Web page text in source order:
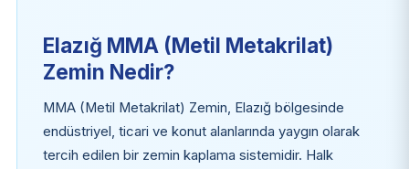
Elazığ MMA (Metil Metakrilat)
Zemin Nedir?
MMA (Metil Metakrilat) Zemin, Elazığ bölgesinde
endüstriyel, ticari ve konut alanlarında yaygın olarak
tercih edilen bir zemin kaplama sistemidir. Halk